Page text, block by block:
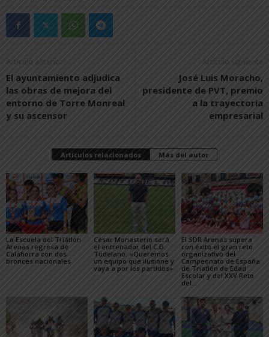
Artículo anterior
El ayuntamiento adjudica
las obras de mejora del
entorno de Torre Monreal
y su ascensor
Artículo siguiente
José Luis Moracho,
presidente de PVT, premio
a la trayectoria
empresarial
Artículos relacionados Más del autor
La Escuela del Triatlón
Arenas regresa de
Calahorra con dos
bronces nacionales
César Monasterio será
el entrenador del C.D.
Tudelano: «Queremos
un equipo que ilusione y
vaya a por los partidos»
El SDR Arenas supera
con éxito el gran reto
organizativo del
Campeonato de España
de Triatlón de Edad
Escolar y del XXV Reto
del...